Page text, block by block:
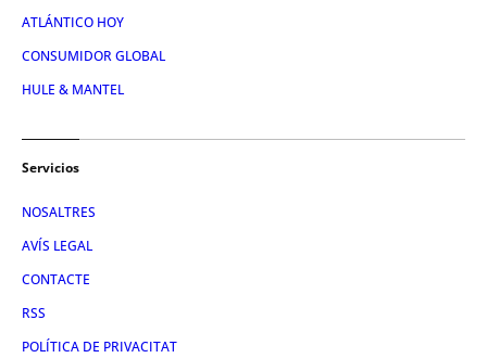
ATLÁNTICO HOY
CONSUMIDOR GLOBAL
HULE & MANTEL
Servicios
NOSALTRES
AVÍS LEGAL
CONTACTE
RSS
POLÍTICA DE PRIVACITAT